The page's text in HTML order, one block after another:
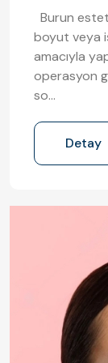
Burun
boyut veya
amacıyla
operasyon
so…
Detay